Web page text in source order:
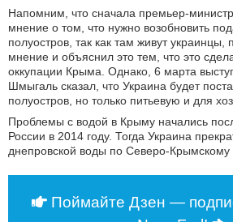
Напомним, что сначала премьер-
мнение о том, что нужно возобновить
полуостров, так как там живут украинцы,
мнение и объяснил это тем, что это
оккупации Крыма. Однако, 6 марта
Шмыгаль сказал, что Украина будет
полуостров, но только питьевую и для
Проблемы с водой в Крыму начались
России в 2014 году. Тогда Украина
днепровской воды по Северо-Крымскому
Поймайте Дзен —